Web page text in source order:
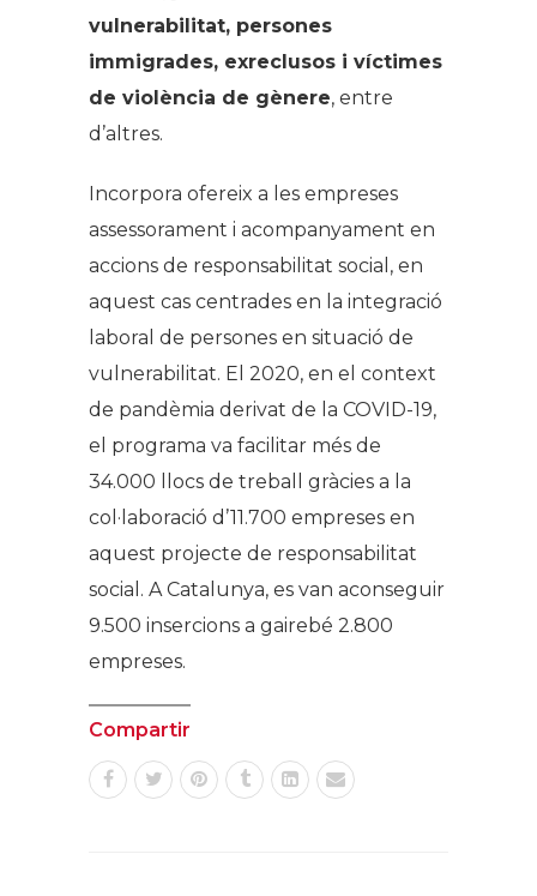
vulnerabilitat, persones
immigrades, exreclusos i víctimes
de violència de gènere, entre
d’altres.
Incorpora ofereix a les empreses
assessorament i acompanyament en
accions de responsabilitat social, en
aquest cas centrades en la integració
laboral de persones en situació de
vulnerabilitat. El 2020, en el context
de pandèmia derivat de la COVID-19,
el programa va facilitar més de
34.000 llocs de treball gràcies a la
col·laboració d’11.700 empreses en
aquest projecte de responsabilitat
social. A Catalunya, es van aconseguir
9.500 insercions a gairebé 2.800
empreses.
Compartir